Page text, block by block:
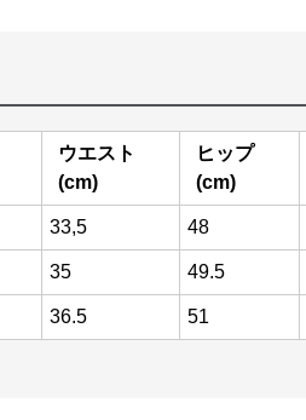
ウエスト
(cm)
ヒップ
(cm)
33,5 48
35 49.5
36.5 51